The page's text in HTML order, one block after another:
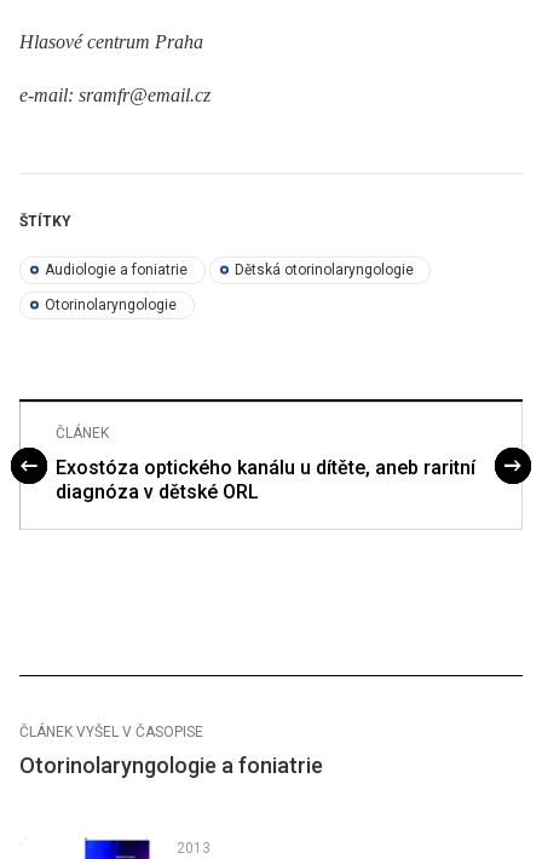
Hlasové centrum Praha
e-mail: sramfr@email.cz
ŠTÍTKY
Audiologie a foniatrie Dětská otorinolaryngologie
Otorinolaryngologie
ČLÁNEK
Exostóza optického kanálu u dítěte, aneb raritní
diagnóza v dětské ORL
ČLÁNEK VYŠEL V ČASOPISE
Otorinolaryngologie a foniatrie
2013